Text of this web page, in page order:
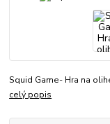
Squid Game- Hra na
celý popis